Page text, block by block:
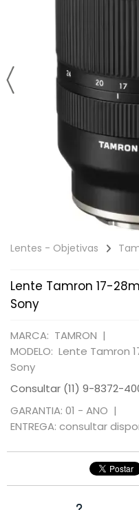
Lentes - Objetivas
Lente Tamron 17-
Sony
MARCA: TAMRON |
MODELO: Lente Tamron
Sony
Consultar (11) 9-8372-
GARANTIA: 01 - ANO |
ENTREGA: consultar